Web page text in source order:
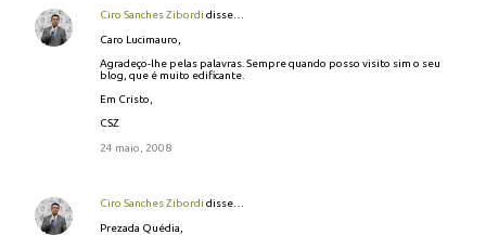
Ciro Sanches Zibordi disse…
Caro Lucimauro,
Agradeço-lhe pelas palavras. Sempre quando posso visito sim o seu
blog, que é muito edificante.
Em Cristo,
CSZ
24 maio, 2008
Ciro Sanches Zibordi disse…
Prezada Quédia,